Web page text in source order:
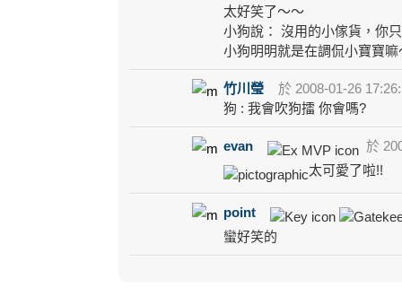
太好笑了～～
小狗說： 沒用的小傢貨，你
小狗明明就是在調侃小寶寶嘛
竹川瑩
於 2008-01-26
狗 : 我會吹狗擂 你會嗎?
evan
於
太可愛了啦!!
point
蠻好笑的